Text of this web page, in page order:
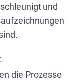
und
die Prozesse